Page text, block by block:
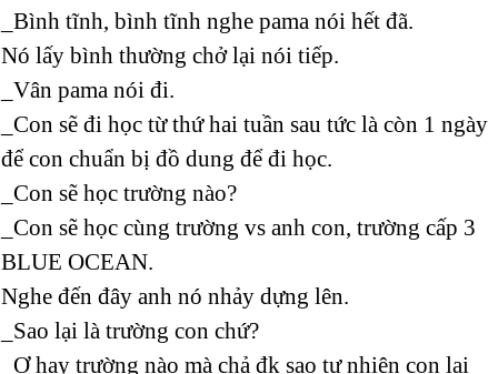
_Bình tĩnh, bình tĩnh nghe pama nói hết đã.
Nó lấy bình thường chở lại nói tiếp.
_Vân pama nói đi.
_Con sẽ đi học từ thứ hai tuần sau tức là còn 1 ngày
để con chuẩn bị đồ dung để đi học.
_Con sẽ học trường nào?
_Con sẽ học cùng trường vs anh con, trường cấp 3
BLUE OCEAN.
Nghe đến đây anh nó nhảy dựng lên.
_Sao lại là trường con chứ?
_Ơ hay trường nào mà chả đk sao tự nhiên con lại